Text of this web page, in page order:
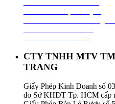
CTY TNHH MTV
TRANG
Giấy Phép Kinh Doanh số
do Sở KHĐT Tp. HCM cấp